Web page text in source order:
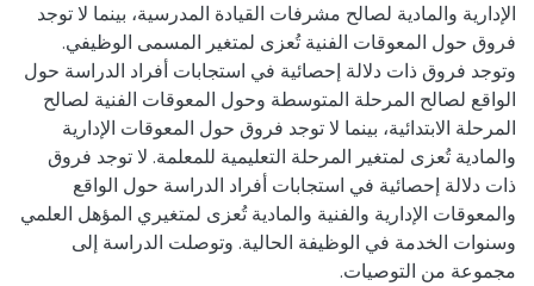
الإدارية والمادية لصالح مشرفات القيادة المدرسية، بينما لا توجد
فروق حول المعوقات الفنية تُعزى لمتغير المسمى الوظيفي.
وتوجد فروق ذات دلالة إحصائية في استجابات أفراد الدراسة حول
الواقع لصالح المرحلة المتوسطة وحول المعوقات الفنية لصالح
المرحلة الابتدائية، بينما لا توجد فروق حول المعوقات الإدارية
والمادية تُعزى لمتغير المرحلة التعليمية للمعلمة. لا توجد فروق
ذات دلالة إحصائية في استجابات أفراد الدراسة حول الواقع
والمعوقات الإدارية والفنية والمادية تُعزى لمتغيري المؤهل العلمي
وسنوات الخدمة في الوظيفة الحالية. وتوصلت الدراسة إلى
مجموعة من التوصيات.